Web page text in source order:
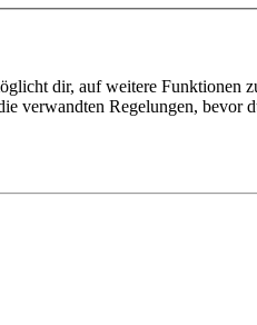
dir, auf weitere Funktionen
verwandten Regelungen, bevor